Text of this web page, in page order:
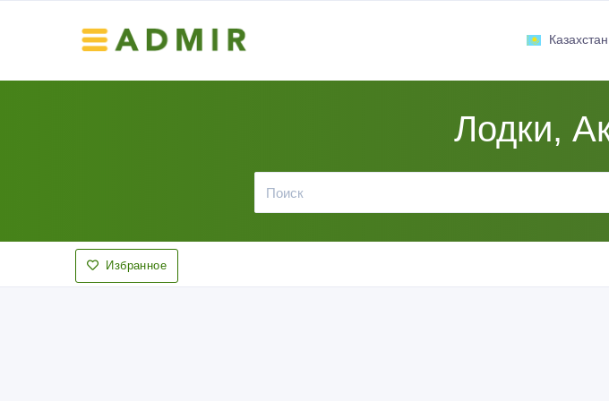
Казахстан
Лодки,
Избранное